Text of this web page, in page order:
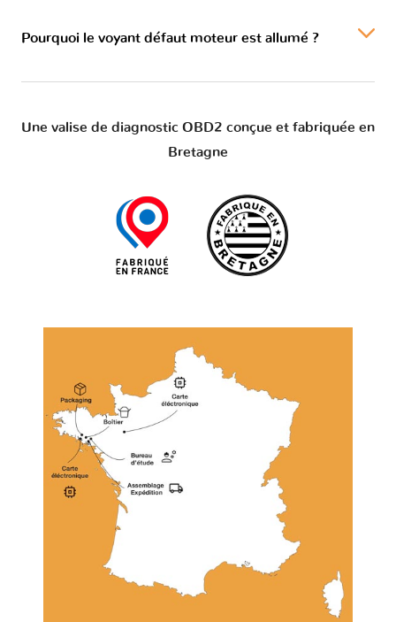
Pourquoi le voyant défaut moteur est allumé ?
Une valise de diagnostic OBD2 conçue et fabriquée en
Bretagne